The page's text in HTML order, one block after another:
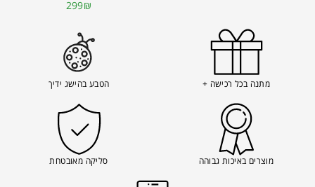
299₪
מתנה בכל רכישה + הטבע בהישג ידיך
מוצרים באיכות גבוהה סליקה מאובטחת